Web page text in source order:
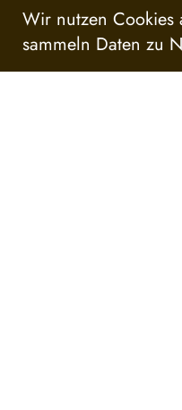
Wir nutzen Cookies
sammeln Daten zu